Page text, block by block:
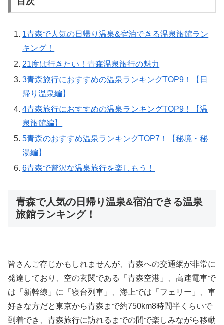
1青森で人気の日帰り温泉&宿泊できる温泉旅館ラン
キング！
21度は行きたい！青森温泉旅行の魅力
3青森旅行におすすめの温泉ランキングTOP9！【日
帰り温泉編】
4青森旅行におすすめの温泉ランキングTOP9！【温
泉旅館編】
5青森のおすすめ温泉ランキングTOP7！【秘境・秘
湯編】
6青森で贅沢な温泉旅行を楽しもう！
青森で人気の日帰り温泉&宿泊できる温泉
旅館ランキング！
皆さんご存じかもしれませんが、青森への交通網が非常に
発達しており、空の玄関である「青森空港」、高速電車で
は「新幹線」に「寝台列車」、海上では「フェリー」、車
好きな方だと東京から青森まで約750km8時間半くらいで
到着でき、青森旅行に訪れるまでの間で楽しみながら移動